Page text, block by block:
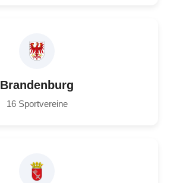
Brandenburg
16 Sportvereine